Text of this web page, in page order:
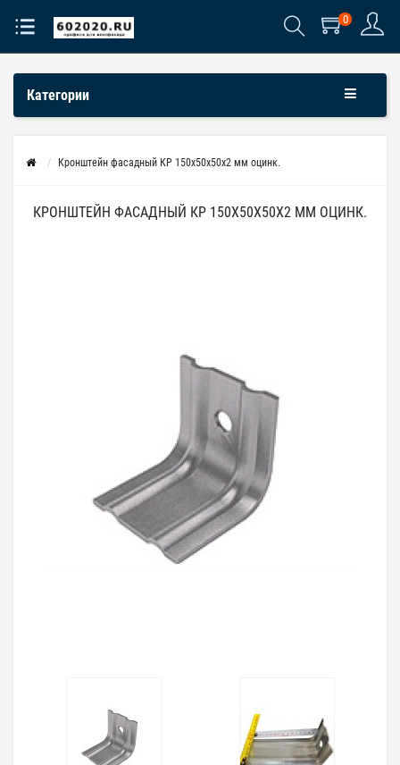
0
Категории
Кронштейн фасадный КР 150х50х50х2 мм оцинк.
КРОНШТЕЙН ФАСАДНЫЙ КР 150Х50Х50Х2 ММ ОЦИНК.